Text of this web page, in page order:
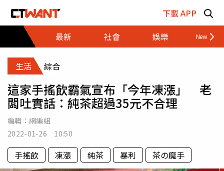
下載 APP
最新
社會 娛樂 財經
生活 綜合
這家手搖飲霸氣宣布「今年凍漲」 老
闆吐實話：純茶超過35元不合理
編輯： 網編組
2022-01-26 10:50
手搖飲 凍漲 純茶 暴利 茶の魔手